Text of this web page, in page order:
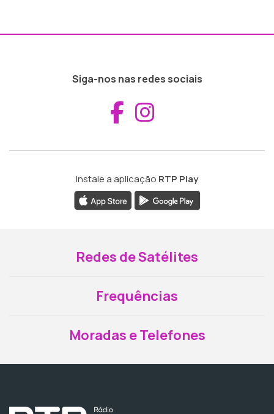
Siga-nos nas redes sociais
Aceder ao
Instale a aplicação RTP Play
Redes de Satélites
Frequências
Moradas e Telefones